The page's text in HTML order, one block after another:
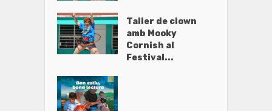
Taller de clown
amb Mooky
Cornish al
Festival...